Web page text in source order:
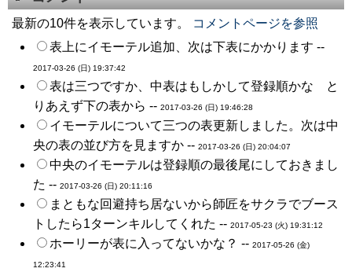
最新の10件を表示しています。
コメントページを参照
表上にイモーテル追加、次は下表にかかります --
2017-03-26 (日) 19:37:42
表は三つですか、中表はもしかして登録順かな と
りあえず下の表から -- 2017-03-26 (日) 19:46:28
イモーテルについて三つの表更新しました。次は中
央の表の並び方を見ますか -- 2017-03-26 (日) 20:04:07
中央のイモーテルは登録順の最後尾にしておきまし
た -- 2017-03-26 (日) 20:11:16
まともな回避持ち居ないから師匠をサクラでブース
トしたら1ターンキルしてくれた -- 2017-05-23 (火) 19:31:12
ホーリーが表に入ってないかな？ -- 2017-05-26 (金)
12:23:41